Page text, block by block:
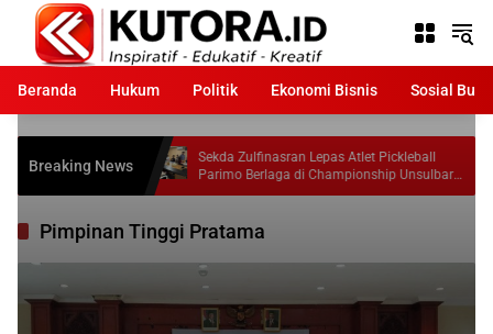
Langsung
konten
Beranda
Hukum Politik Ekonomi Bisnis Sosial
Breaking NewsSekda Zulfinasran Lepas Atlet Pickleball
Parimo Berlaga di Championship Unsulbar
2026
Pimpinan Tinggi Pratama